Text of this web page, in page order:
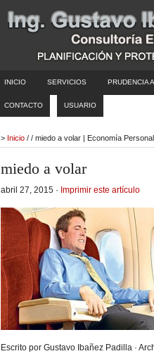
INICIO SERVICIOS PRUDENCIA
CONTACTO USUARIO
> Inicio / / miedo a volar | Economía Personal
miedo a volar
abril 27, 2015 · Imprimir este artículo
Escrito por Gustavo Ibañez Padilla ·